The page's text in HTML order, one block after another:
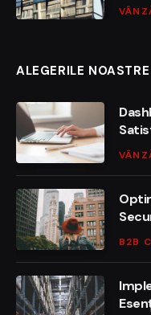
ALEGERILE NOASTRE
B2B